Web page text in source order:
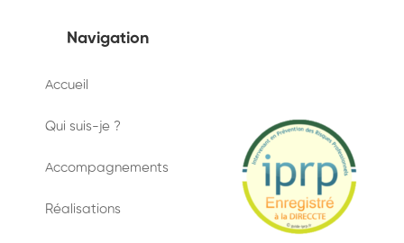
Navigation
Accueil
Qui suis-je ?
Accompagnements
Réalisations